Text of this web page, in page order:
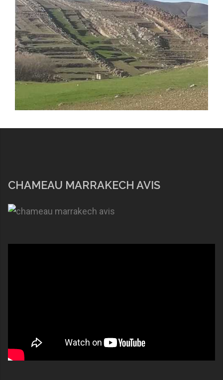
CHAMEAU MARRAKECH AVIS